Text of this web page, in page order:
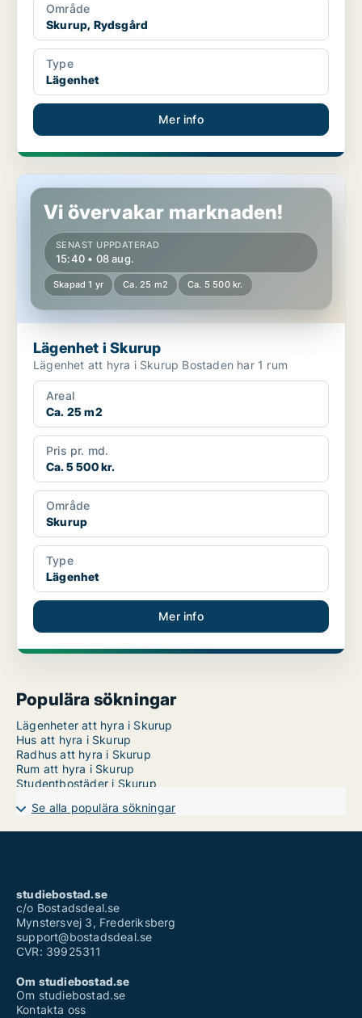
Område
Skurup, Rydsgård
Type
Lägenhet
Mer info
Lägenhet i Skurup
Vi övervakar marknaden!
SENAST UPPDATERAD
15:40 • 08 aug.
Skapad 1 yr Ca. 25 m2 Ca. 5 500 kr.
Lägenhet i Skurup
Lägenhet att hyra i Skurup Bostaden har 1 rum
Areal
Ca. 25 m2
Pris pr. md.
Ca. 5 500 kr.
Område
Skurup
Type
Lägenhet
Mer info
Populära sökningar
Lägenheter att hyra i Skurup
Hus att hyra i Skurup
Radhus att hyra i Skurup
Rum att hyra i Skurup
Studentbostäder i Skurup
Se alla populära sökningar
studiebostad.se
c/o Bostadsdeal.se
Mynstersvej 3, Frederiksberg
support@bostadsdeal.se
CVR: 39925311
Om studiebostad.se
Om studiebostad.se
Kontakta oss